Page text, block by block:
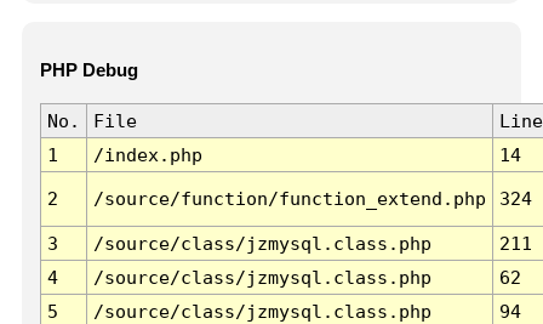
PHP Debug
No. File
Line
1
/index.php 14
2 /source/function/function_extend.php 324
3 /source/class/jzmysql.class.php
211
4
/source/class/jzmysql.class.php
62
5
/source/class/jzmysql.class.php
94